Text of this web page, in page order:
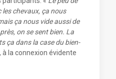
les chevaux, ça nous
ça nous vide aussi de
on se sent bien. La
ça dans la case du bien-
à la connexion évidente